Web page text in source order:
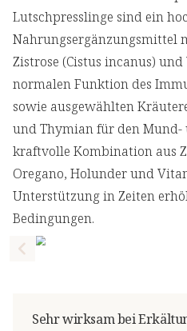
Lutschpresslinge sind ein
Nahrungsergänzungsmittel
Zistrose (Cistus incanus)
normalen Funktion des
sowie ausgewählten
und Thymian für den Mund-
kraftvolle Kombination aus
Oregano, Holunder und
Unterstützung in Zeiten
Bedingungen.
Previous slide
Sehr wirksam bei